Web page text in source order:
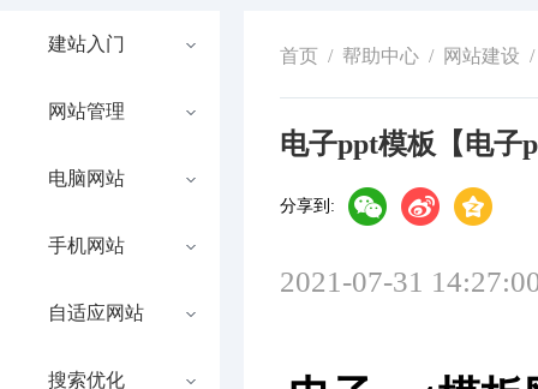
建站入门
网站管理
电脑网站
手机网站
自适应网站
搜索优化
首页 / 帮助中心 / 网站建设 /
电子ppt模板【电子
分享到:
2021-07-31